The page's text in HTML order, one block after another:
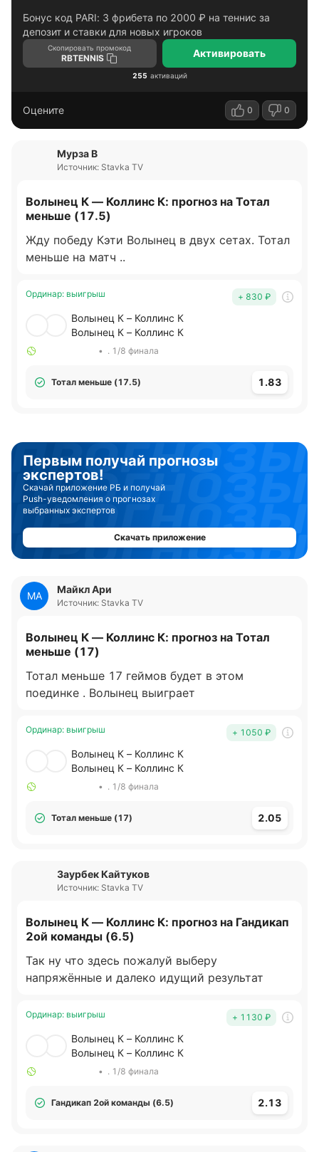
Бонус код PARI: 3 фрибета по 2000 ₽ на теннис за
депозит и ставки для новых игроков
Скопировать промокод
RBTENNIS Активировать
255 активаций
Оцените 0 0
Мурза В
Источник: Stavka TV
Волынец К — Коллинс К: прогноз на Тотал
меньше (17.5)
Жду победу Кэти Волынец в двух сетах. Тотал
меньше на матч ..
Ординар: выигрыш + 830 ₽
Волынец К – Коллинс К
Волынец К – Коллинс К
• . 1/8 финала
Тотал меньше (17.5) 1.83
Первым получай прогнозы
экспертов!
Скачай приложение РБ и получай
Push-уведомления о прогнозах
выбранных экспертов
Скачать приложение
МА
Майкл Ари
Источник: Stavka TV
Волынец К — Коллинс К: прогноз на Тотал
меньше (17)
Тотал меньше 17 геймов будет в этом
поединке . Волынец выиграет
Ординар: выигрыш + 1050 ₽
Волынец К – Коллинс К
Волынец К – Коллинс К
• . 1/8 финала
Тотал меньше (17) 2.05
Заурбек Кайтуков
Источник: Stavka TV
Волынец К — Коллинс К: прогноз на Гандикап
2ой команды (6.5)
Так ну что здесь пожалуй выберу
напряжённые и далеко идущий результат
Ординар: выигрыш + 1130 ₽
Волынец К – Коллинс К
Волынец К – Коллинс К
• . 1/8 финала
Гандикап 2ой команды (6.5) 2.13